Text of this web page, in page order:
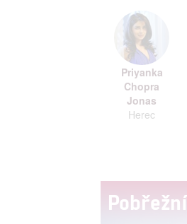
Priyanka
Chopra
Jonas
Herec